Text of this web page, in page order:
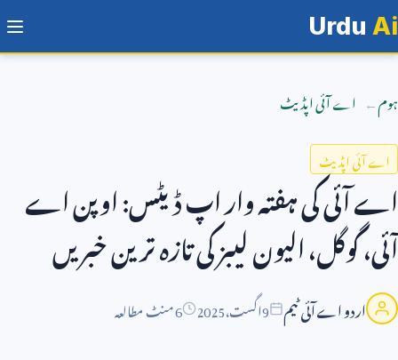
Urdu Ai
ہوم اے آئی اپڈیٹ
اے آئی اپڈیٹ
اے آئی کی ہفتہ وار اپ ڈیٹس: اوپن اے
آئی، گوگل، الیون لیبز کی تازہ ترین خبریں
اردو اے آئی ٹیم 9اگست،2025 6 منٹ مطالعہ